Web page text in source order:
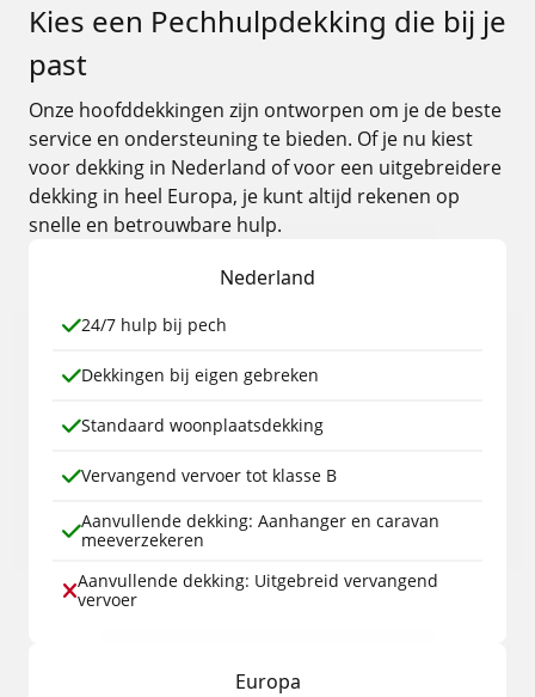
Kies een Pechhulpdekking die bij je
past
Onze hoofddekkingen zijn ontworpen om je de beste
service en ondersteuning te bieden. Of je nu kiest
voor dekking in Nederland of voor een uitgebreidere
dekking in heel Europa, je kunt altijd rekenen op
snelle en betrouwbare hulp.
Nederland
24/7 hulp bij pech
Dekkingen bij eigen gebreken
Standaard woonplaatsdekking
Vervangend vervoer tot klasse B
Aanvullende dekking: Aanhanger en caravan
meeverzekeren
Aanvullende dekking: Uitgebreid vervangend
vervoer
Europa